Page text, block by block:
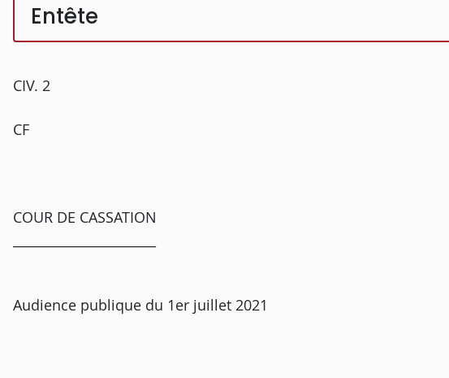
Entête
CIV. 2
CF
COUR DE CASSATION
Audience publique du 1er juillet 2021